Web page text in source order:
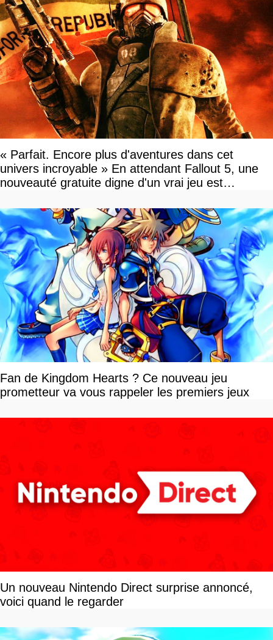
« Parfait. Encore plus d'aventures dans cet
univers incroyable » En attendant Fallout 5, une
nouveauté gratuite digne d'un vrai jeu est
Fan de Kingdom Hearts ? Ce nouveau jeu
prometteur va vous rappeler les premiers jeux
Un nouveau Nintendo Direct surprise annoncé,
voici quand le regarder